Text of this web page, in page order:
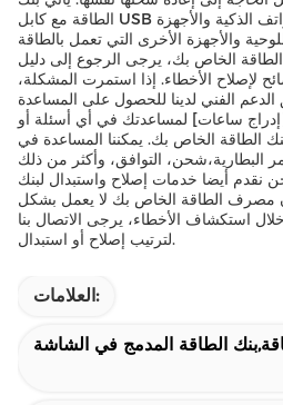
الطاقة مع كابل USB للشحن ومتوافق مع معظم الهواتف الذكية والأجهزة
الخاص بك، يرجى الرجوع إلى دليل
لإصلاح الأخطاء. إذا استمرت المشكلة،
[إدراج ساعات] لمساعدتك في أي أسئلة أو
الطاقة الخاص بك. يمكننا المساعدة في
نقدم أيضا خدمات إصلاح واستبدال لبنك
مصرف الطاقة الخاص بك لا يعمل بشكل
استكشاف الأخطاء، يرجى الاتصال بنا
لترتيب إصلاح أو استبدال.
العلامات:
الطاقة المدمج في الشاشة